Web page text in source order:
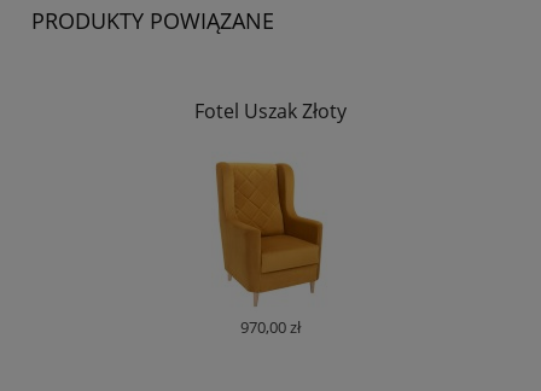
PRODUKTY POWIĄZANE
Fotel Uszak Złoty
970,00 zł